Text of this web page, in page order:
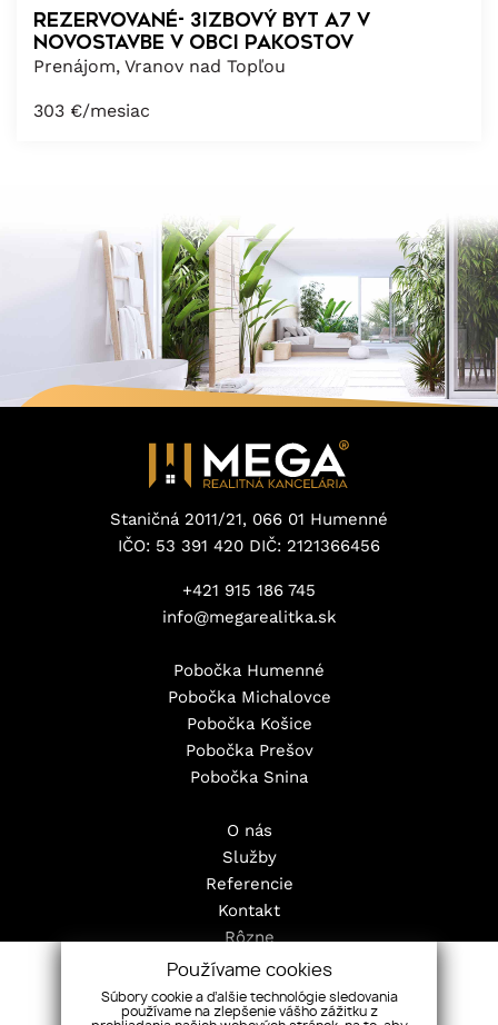
Používame cookies
Súbory cookie a ďalšie technológie sledovania
používame na zlepšenie vášho zážitku z
REZERVOVANÉ- 3izbový byt A7 v
novostavbe v obci Pakostov
Prenájom, Vranov nad Topľou
303 €/mesiac
Staničná 2011/21, 066 01 Humenné
IČO: 53 391 420 DIČ: 2121366456
+421 915 186 745
info@megarealitka.sk
Pobočka Humenné
Pobočka Michalovce
Pobočka Košice
Pobočka Prešov
Pobočka Snina
O nás
Služby
Referencie
Kontakt
Rôzne
Pravidlá cookies
Nehnuteľnosti
Byty